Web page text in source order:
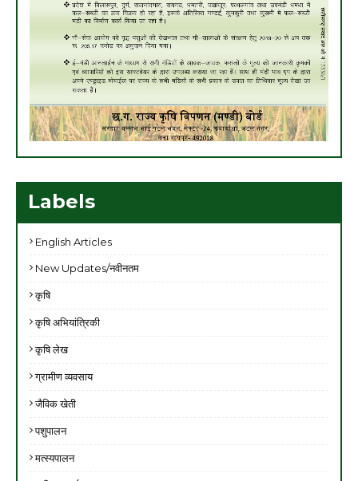
Labels
English Articles
New Updates/नवीनतम
कृषि
कृषि अभियांत्रिकी
कृषि लेख
ग्रामीण व्यवसाय
जैविक खेती
पशुपालन
मत्स्यपालन